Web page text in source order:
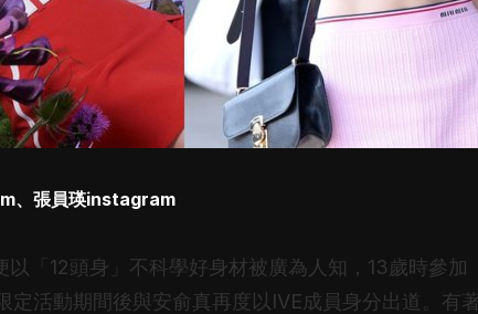
、張員瑛instagram
以「12頭身」不科學好身材被廣為人知，13歲時參加
定活動期間後與安俞真再度以IVE成員身分出道。有